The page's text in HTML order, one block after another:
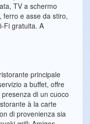
TV a schermo
ferro e asse da stiro,
Fi gratuita. A
principale
a buffet, offre
di un cuoco
à la carte
di provenienza sia